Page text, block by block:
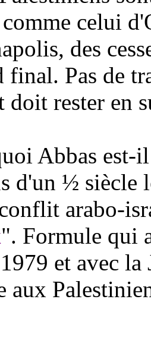
celui
des
final. Pas de
rester en
Abbas est-
d'un ½ siècle
arabo-
". Formule qui
et avec
aux